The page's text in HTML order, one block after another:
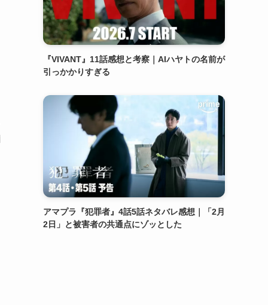
『VIVANT』11話感想と考察｜AIハヤトの名前が
引っかかりすぎる
アマプラ『犯罪者』4話5話ネタバレ感想｜「2月
2日」と被害者の共通点にゾッとした